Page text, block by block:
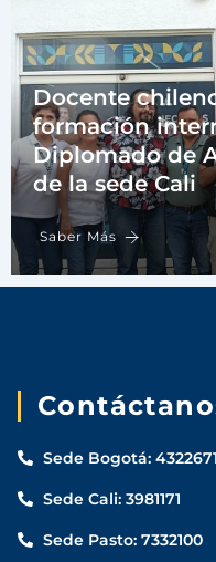
Docente
formación
Diplomado de
de la sede Cali
Saber Más
Sede Bogotá: 4322671
Sede Cali: 3981171
Sede Pasto: 7332100